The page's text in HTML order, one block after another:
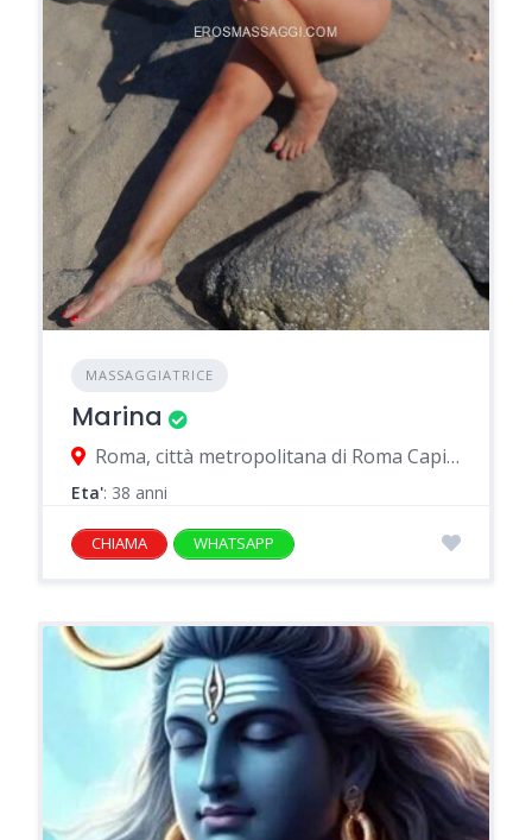
MASSAGGIATRICE
Marina
Roma, città metropolitana di Roma Capitale, Italia
Eta': 38 anni
CHIAMA WHATSAPP